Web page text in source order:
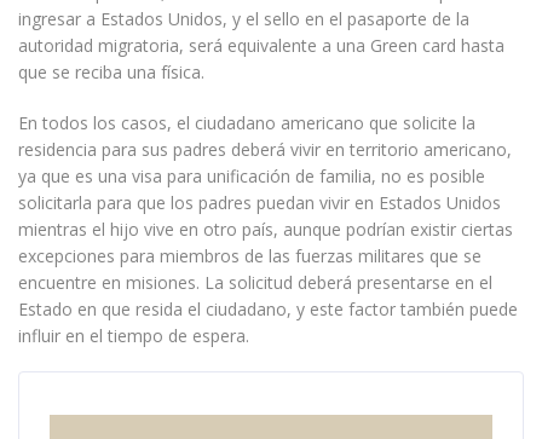
ingresar a Estados Unidos, y el sello en el pasaporte de la
autoridad migratoria, será equivalente a una Green card hasta
que se reciba una física.
En todos los casos, el ciudadano americano que solicite la
residencia para sus padres deberá vivir en territorio americano,
ya que es una visa para unificación de familia, no es posible
solicitarla para que los padres puedan vivir en Estados Unidos
mientras el hijo vive en otro país, aunque podrían existir ciertas
excepciones para miembros de las fuerzas militares que se
encuentre en misiones. La solicitud deberá presentarse en el
Estado en que resida el ciudadano, y este factor también puede
influir en el tiempo de espera.